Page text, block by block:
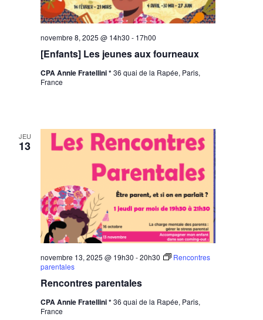
[Enfants] Les jeunes aux fourneaux
novembre 8, 2025 @ 14h30 - 17h00
CPA Annie Fratellini *36 quai de la Rapée, Paris,
France
JEU
13
Rencontres parentales
novembre 13, 2025 @ 19h30 -20h30
Rencontres
parentales
CPA Annie Fratellini *36 quai de la Rapée, Paris,
France